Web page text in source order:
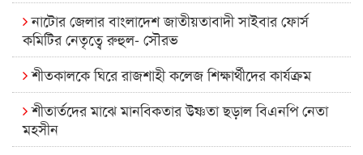
নাটোর জেলার বাংলাদেশ জাতীয়তাবাদী সাইবার ফোর্স
কমিটির নেতৃত্বে রুহুল- সৌরভ
শীতকালকে ঘিরে রাজশাহী কলেজ শিক্ষার্থীদের কার্যক্রম
শীতার্তদের মাঝে মানবিকতার উষ্ণতা ছড়াল বিএনপি নেতা
মহসীন